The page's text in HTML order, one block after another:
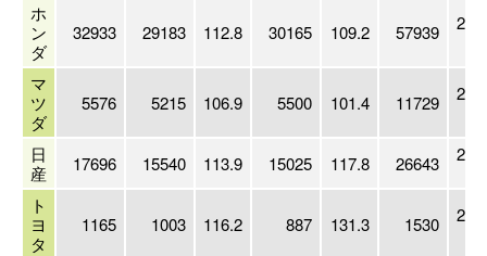
ホ
ン
ダ
32933 29183 112.8 30165 109.2 57939
マ
ツ
ダ
5576 5215 106.9 5500 101.4 11729
日
産
17696 15540 113.9 15025 117.8 26643
ト
ヨ
タ
1165 1003 116.2 887 131.3 1530